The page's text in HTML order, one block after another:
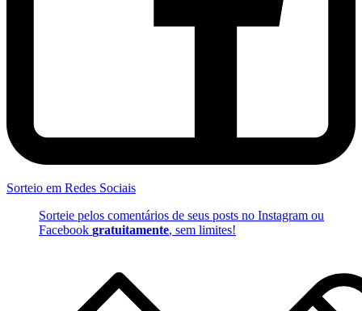
Sorteio em Redes Sociais
Sorteie pelos comentários de seus posts no Instagram ou
Facebook gratuitamente, sem limites!